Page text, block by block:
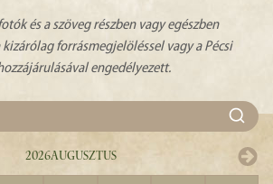
és a szöveg részben vagy egészben
forrásmegjelöléssel vagy a Pécsi
engedélyezett.
2026Augusztus